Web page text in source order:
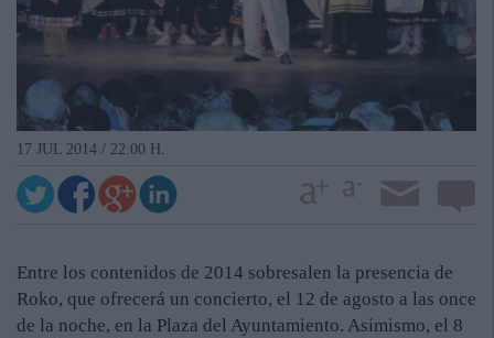
17 JUL 2014 / 22:00 H.
Entre los contenidos de 2014 sobresalen la presencia de
Roko, que ofrecerá un concierto, el 12 de agosto a las once
de la noche, en la Plaza del Ayuntamiento. Asimismo, el 8